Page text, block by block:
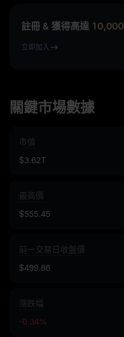
註冊 & 獲得高達 10,000
立即加入
關鍵市場數據
市值
$3.62T
最高價
$555.45
前一交易日收盤價
$499.86
漲跌幅
-0.34%